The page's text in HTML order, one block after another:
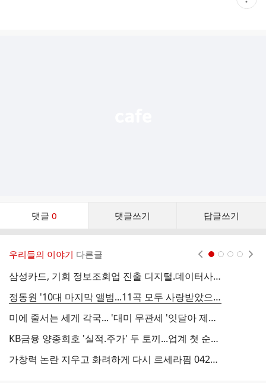
재
댓글 0 댓글쓰기 답글쓰기
댓
우리들의 이야기 다른글
삼성카드, 기회 정보조회업 진출 디지털.데이터사업 시너지 노려 02210524 전자신문
정동원 '10대 마지막 앨범...11곡 모두 사랑받았으면' 03130524 일간스포츠
미에 줄서는 세게 각국... '대미 무관세 '잇달아 제안 04090424 이투데이
KB금융 양종회호 '실적.주가' 두 토끼...업계 첫 순익 '5조 클럽' 11210524 아주경제
가창력 논란 지우고 화려하게 다시 르세라핌 04220424 스포츠경향